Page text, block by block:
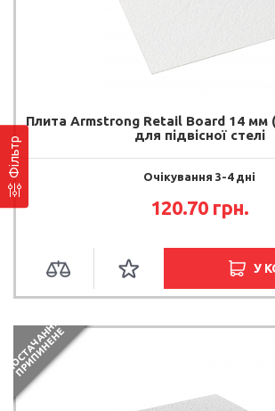
Фільтр
Плита Armstrong Retail Board 14 мм
для підвісної стелі
Очікування 3-4 дні
120.70 грн.
У
П
О
С
Т
А
Ч
А
Н
Н
Я
П
Р
И
П
И
Н
Е
Н
Е